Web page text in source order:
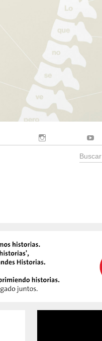
Buscar